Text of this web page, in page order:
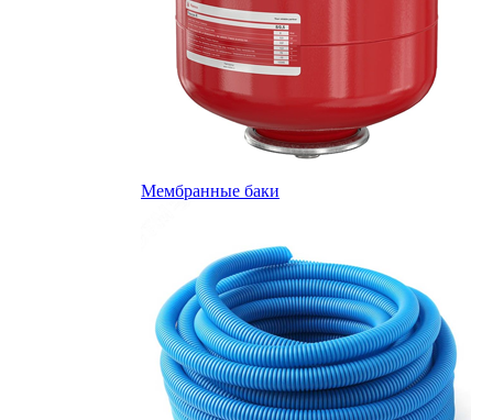
Мембранные баки